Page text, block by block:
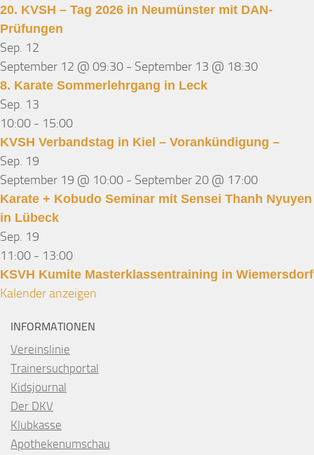
20. KVSH – Tag 2026 in Neumünster mit DAN-
Prüfungen
Sep. 12
September 12 @ 09:30 - September 13 @ 18:30
8. Karate Sommerlehrgang in Leck
Sep. 13
10:00 - 15:00
KVSH Verbandstag in Kiel – Vorankündigung –
Sep. 19
September 19 @ 10:00 - September 20 @ 17:00
Karate + Kobudo Seminar mit Sensei Thanh Nyuyen
in Lübeck
Sep. 19
11:00 - 13:00
KSVH Kumite Masterklassentraining in Wiemersdorf
Kalender anzeigen
INFORMATIONEN
Vereinslinie
Trainersuchportal
Kidsjournal
Der DKV
Klubkasse
Apothekenumschau